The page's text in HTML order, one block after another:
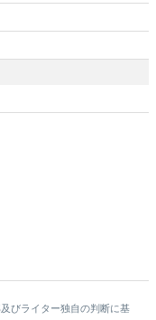
びライター独自の判断に基